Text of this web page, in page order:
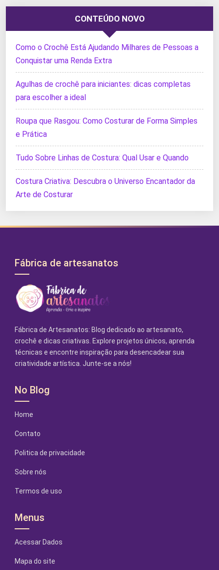
CONTEÚDO NOVO
Como o Crochê Está Ajudando Milhares de Pessoas a
Conquistar uma Renda Extra
Agulhas de crochê para iniciantes: dicas completas
para escolher a ideal
Roupa que Rasgou: Como Costurar de Forma Simples
e Prática
Tudo Sobre Linhas de Costura: Qual Usar e Quando
Costura Criativa: Descubra o Universo Encantador da
Arte de Costurar
Fábrica de artesanatos
Fábrica de Artesanatos: Blog dedicado ao artesanato,
crochê e dicas criativas. Explore projetos únicos, aprenda
técnicas e encontre inspiração para desencadear sua
criatividade artística. Junte-se a nós!
No Blog
Home
Contato
Politica de privacidade
Sobre nós
Termos de uso
Menus
Acessar Dados
Mapa do site